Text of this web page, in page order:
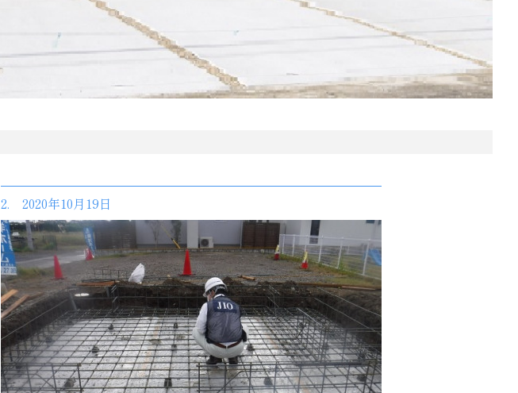
2. 2020年10月19日